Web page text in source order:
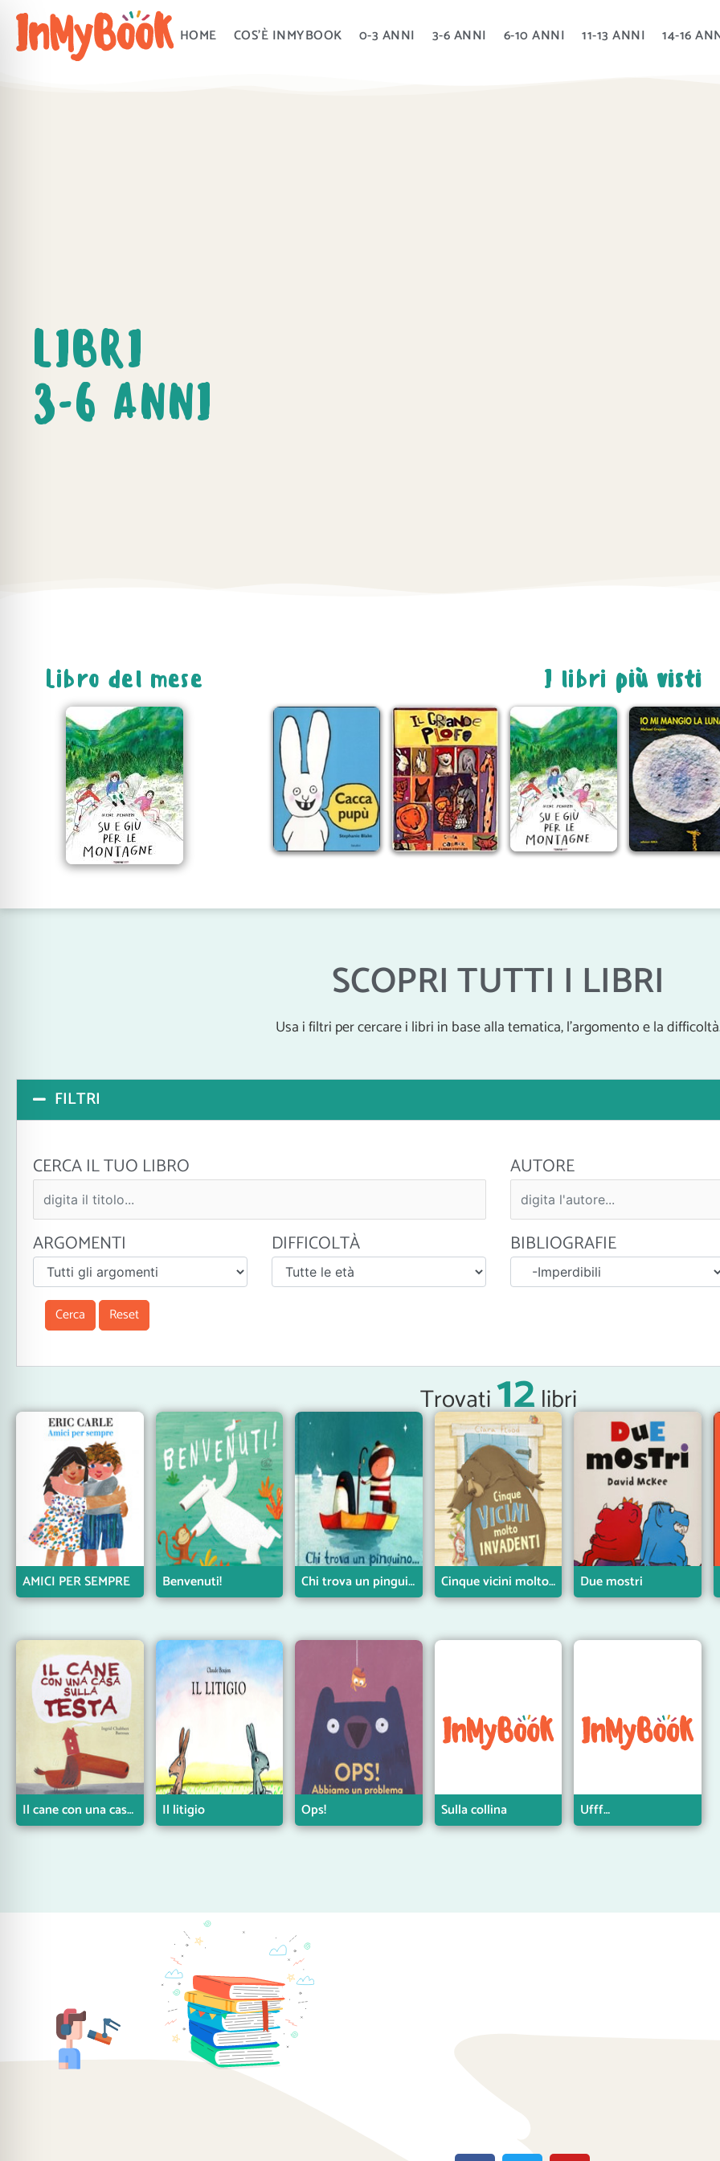
Vai
contenuto
HOME COS’È INMYBOOK 0-3 ANNI 3-6 ANNI 6-10 ANNI 11-13 ANNI 14-16
LIBRI
3-6 ANNI
Libro del mese I libri più visti
SCOPRI TUTTI I LIBRI
Usa i filtri per cercare i libri in base alla tematica, l’argomento e la
FILTRI
CERCA IL TUO LIBRO AUTORE
ARGOMENTI DIFFICOLTÀ BIBLIOGRAFIE
Cerca Reset
Trovati12libri
AMICI PER SEMPRE Benvenuti! Chi trova un pinguino… Cinque vicini molto invadenti Due mostri
Il cane con una casa sulla testa Il litigio Ops! Sulla collina Ufff…